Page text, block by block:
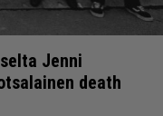
Jenni
death